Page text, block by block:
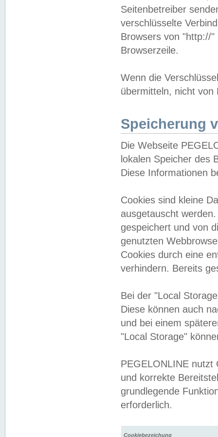
Seitenbetreiber
verschlüsselte
Browsers von "http://
Browserzeile.
Wenn die
übermitteln, nicht von
Speicherung
Die Webseite
lokalen Speicher des
Diese Informationen
Cookies sind kleine
ausgetauscht
gespeichert und von
genutzten
Cookies durch eine
verhindern. Bereits
Bei der "Local
Diese können auch
und bei einem
"Local Storage"
PEGELONLINE nutzt
und korrekte
grundlegende
erforderlich.
Cookiebezeichung